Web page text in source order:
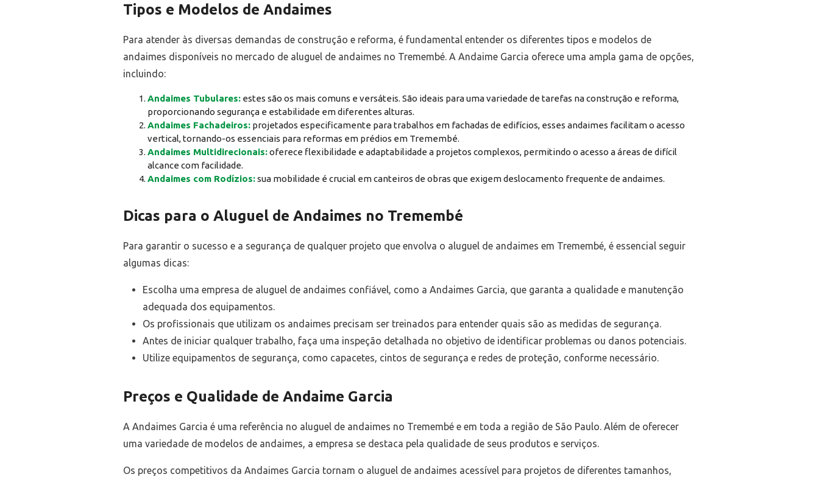
Tipos e Modelos de Andaimes
Para atender às diversas demandas de construção e reforma, é fundamental entender os diferentes tipos e modelos de
andaimes disponíveis no mercado de aluguel de andaimes no Tremembé. A Andaime Garcia oferece uma ampla gama de opções,
incluindo:
Andaimes Tubulares:estes são os mais comuns e versáteis. São ideais para uma variedade de tarefas na construção e reforma,
proporcionando segurança e estabilidade em diferentes alturas.
Andaimes Fachadeiros:projetados especificamente para trabalhos em fachadas de edifícios, esses andaimes facilitam o acesso
vertical, tornando-os essenciais para reformas em prédios em Tremembé.
Andaimes Multidirecionais:oferece flexibilidade e adaptabilidade a projetos complexos, permitindo o acesso a áreas de difícil
alcance com facilidade.
Andaimes com Rodízios:sua mobilidade é crucial em canteiros de obras que exigem deslocamento frequente de andaimes.
Dicas para o Aluguel de Andaimes no Tremembé
Para garantir o sucesso e a segurança de qualquer projeto que envolva o aluguel de andaimes em Tremembé, é essencial seguir
algumas dicas:
Escolha uma empresa de aluguel de andaimes confiável, como a Andaimes Garcia, que garanta a qualidade e manutenção
adequada dos equipamentos.
Os profissionais que utilizam os andaimes precisam ser treinados para entender quais são as medidas de segurança.
Antes de iniciar qualquer trabalho, faça uma inspeção detalhada no objetivo de identificar problemas ou danos potenciais.
Utilize equipamentos de segurança, como capacetes, cintos de segurança e redes de proteção, conforme necessário.
Preços e Qualidade de Andaime Garcia
A Andaimes Garcia é uma referência no aluguel de andaimes no Tremembé e em toda a região de São Paulo. Além de oferecer
uma variedade de modelos de andaimes, a empresa se destaca pela qualidade de seus produtos e serviços.
Os preços competitivos da Andaimes Garcia tornam o aluguel de andaimes acessível para projetos de diferentes tamanhos,